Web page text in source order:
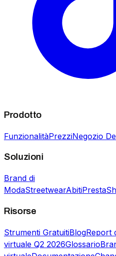
Prodotto
FunzionalitàPrezziNegozio
Soluzioni
Brand di
ModaStreetwearAbiti
Risorse
Strumenti GratuitiBlogReport
virtuale Q2 2026Glossario